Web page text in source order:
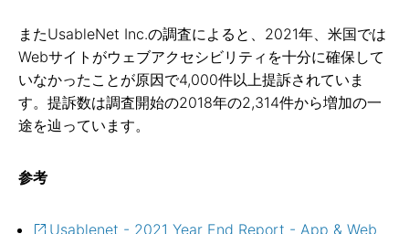
またUsableNet Inc.の調査によると、2021年、米国では
Webサイトがウェブアクセシビリティを十分に確保して
いなかったことが原因で4,000件以上提訴されていま
す。提訴数は調査開始の2018年の2,314件から増加の一
途を辿っています。
参考
Usablenet - 2021 Year End Report - App & Web